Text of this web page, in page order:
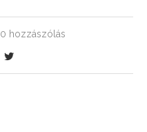
0 hozzászólás